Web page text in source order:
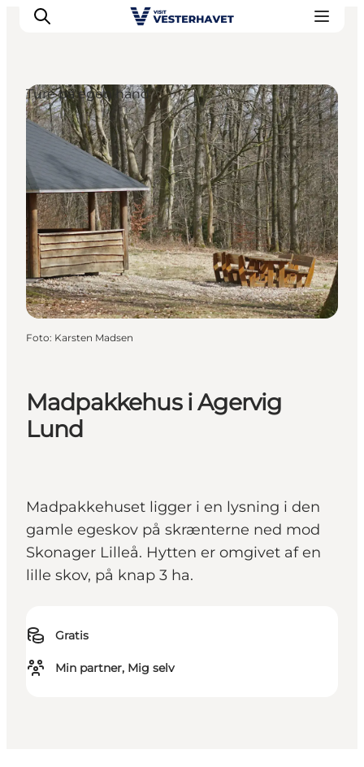
Det sker
Oplevelser
Vores Byer
Mad & Overnatning
Køb billet
Planlæg din ferie
Madpakkehus i Agervig
Lund
Madpakkehuset ligger i en lysning i den
gamle egeskov på skrænterne ned mod
Skonager Lilleå. Hytten er omgivet af en
lille skov, på knap 3 ha.
Gratis
Min partner, Mig selv
Ture på egen hånd
Foto: Karsten Madsen